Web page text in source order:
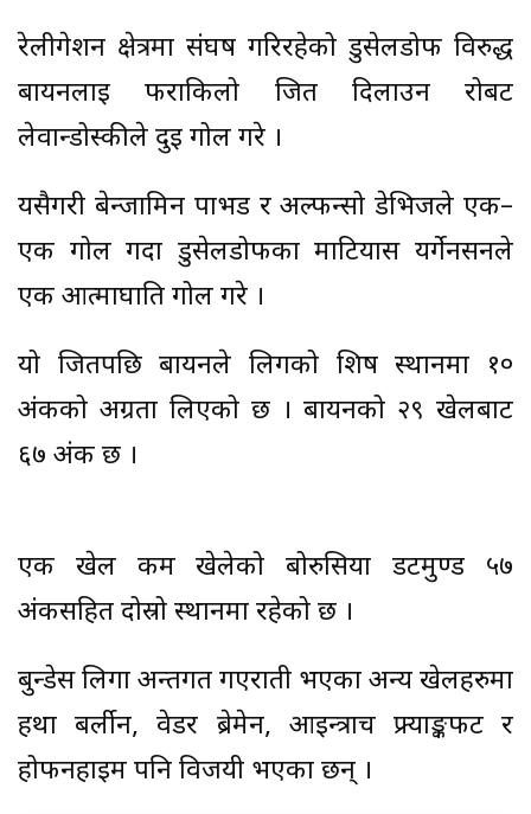
रेलीगेशन क्षेत्रमा संघर्ष गरिरहेको डुसेलडोर्फ विरुद्ध
बायर्नलाई फराकिलो जित दिलाउन रोबर्ट
लेवान्डोस्कीले दुई गोल गरे ।
यसैगरी बेन्जामिन पाभर्ड र अल्फन्सो डेभिजले एक–
एक गोल गर्दा डुसेलडोर्फका माटियास यर्गेनसनले
एक आत्माघाति गोल गरे ।
यो जितपछि बार्यनले लिगको शिर्ष स्थानमा १०
अंकको अग्रता लिएको छ । बार्यनको २९ खेलबाट
६७ अंक छ ।
एक खेल कम खेलेको बोरुसिया डर्टमुण्ड ५७
अंकसहित दोस्रो स्थानमा रहेको छ ।
बुन्डेस लिगा अन्तर्गत गएराती भएका अन्य खेलहरुमा
हर्था बर्लीन, वेडर ब्रेमेन, आईन्त्राच फ्र्याङ्कफर्ट र
होफनहाइम पनि विजयी भएका छन् ।